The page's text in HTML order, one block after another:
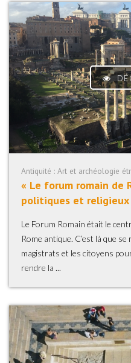
Antiquité : Art et archéologie
« Le forum romain de
politiques et religieux
Le Forum Romain était le
Rome antique. C’est là que
magistrats et les citoyens
rendre la ...